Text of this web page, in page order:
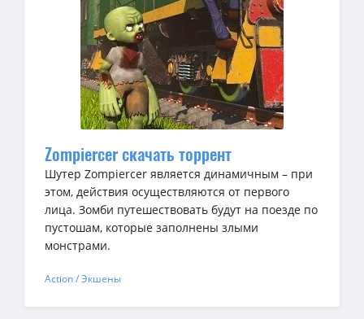
Zompiercer скачать торрент
Шутер Zompiercer является динамичным – при
этом, действия осуществляются от первого
лица. Зомби путешествовать будут на поезде по
пустошам, которые заполнены злыми
монстрами.
Action / Экшены